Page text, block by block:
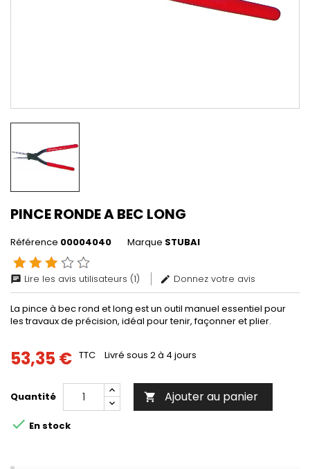
PINCE RONDE A BEC LONG
Référence 00004040 Marque STUBAI
chat Lire les avis utilisateurs (1) edit Donnez votre avis
La pince à bec rond et long est un outil manuel essentiel pour
les travaux de précision, idéal pour tenir, façonner et plier.
53,35 € TTC Livré sous 2 à 4 jours
Quantité  Ajouter au panier
 En stock